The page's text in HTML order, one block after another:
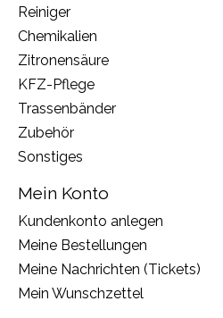
Reiniger
Chemikalien
Zitronensäure
KFZ-Pflege
Trassenbänder
Zubehör
Sonstiges
Mein Konto
Kundenkonto anlegen
Meine Bestellungen
Meine Nachrichten (Tickets)
Mein Wunschzettel